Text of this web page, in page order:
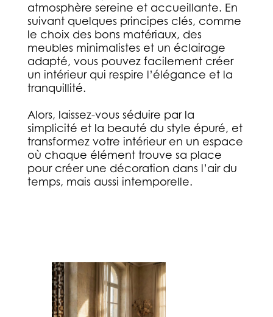
atmosphère sereine et accueillante. En
suivant quelques principes clés, comme
le choix des bons matériaux, des
meubles minimalistes et un éclairage
adapté, vous pouvez facilement créer
un intérieur qui respire l’élégance et la
tranquillité.
Alors, laissez-vous séduire par la
simplicité et la beauté du style épuré, et
transformez votre intérieur en un espace
où chaque élément trouve sa place
pour créer une décoration dans l’air du
temps, mais aussi intemporelle.